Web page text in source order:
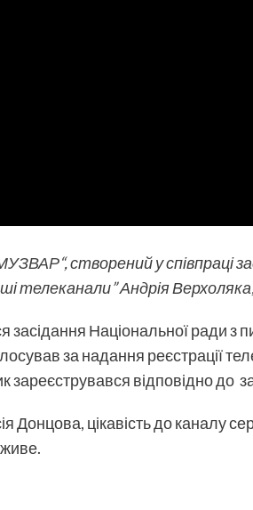
“, створений у
телеканали” Андрія
засідання Національної ради
за надання реєстрації
зареєструвався відповідно до
Донцова, цікавість до каналу
живе.